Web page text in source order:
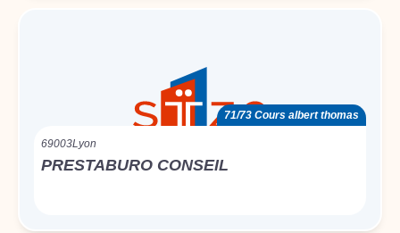
71/73 Cours albert thomas
69003Lyon
PRESTABURO CONSEIL